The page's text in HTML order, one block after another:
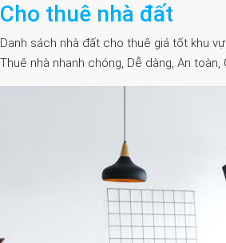
Cho thuê nhà đất
Danh sách nhà đất cho thuê giá tốt khu
Thuê nhà nhanh chóng, Dễ dàng, An toàn,